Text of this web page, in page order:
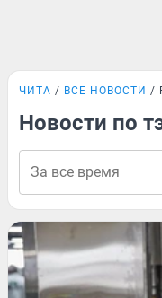
ЧИТА ВСЕ НОВОСТИ
Новости по